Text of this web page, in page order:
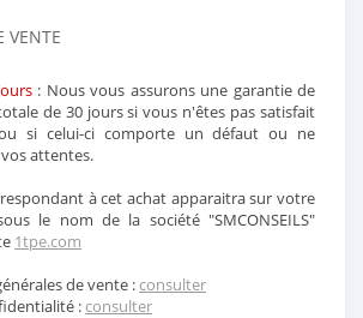
VENTE
: Nous vous assurons une garantie de
de 30 jours si vous n'êtes pas satisfait
si celui-ci comporte un défaut ou ne
attentes.
à cet achat apparaitra sur votre
le nom de la société "SMCONSEILS"
1tpe.com
de vente :consulter
:consulter